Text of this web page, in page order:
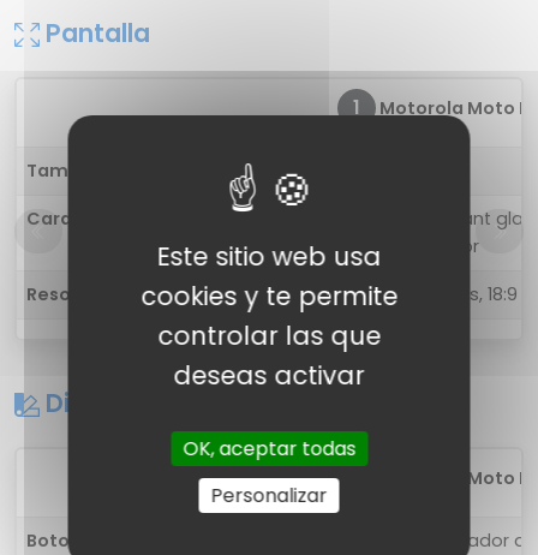
Pantalla
1 Motorola Moto E5
Tamaño
Características
Scratch-resistant
Proximity sensor
Resolución
1440 x 720 pixels, 18:9
Diseño
Motorola Moto E5
Botones
Derecha: obturador
Este sitio web usa
cookies y te permite
controlar las que
deseas activar
OK, aceptar todas
Personalizar